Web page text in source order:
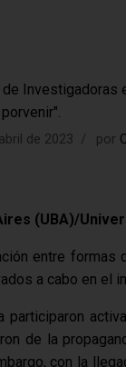
Investigadoras
de 2023 por
(UBA)/
entre
a cabo en el
participaron
de la
con la